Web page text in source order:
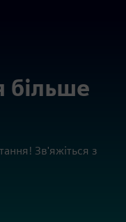
більше
Зв'яжіться з